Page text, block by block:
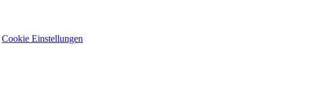
Cookie Einstellungen